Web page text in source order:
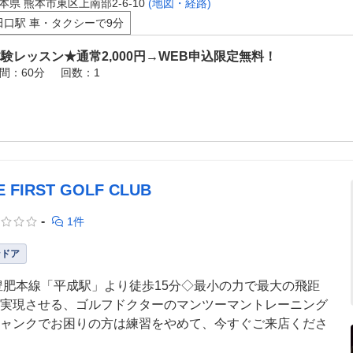
県 熊本市東区上南部2-6-10 (地図・経路)
口駅 車・タクシーで9分
レッスン★通常2,000円→WEB申込限定無料！
：60分 回数：1
FIRST GOLF CLUB
- 1件
ア
肥本線「平成駅」より徒歩15分◇最小の力で最大の飛距
現させる、ゴルフドクターのマンツーマントレーニング
ンクでお困りの方は練習をやめて、今すぐご来店くださ